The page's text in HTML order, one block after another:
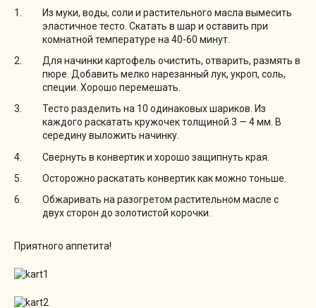
Из муки, воды, соли и растительного масла вымесить
эластичное тесто. Скатать в шар и оставить при
комнатной температуре на 40-60 минут.
Для начинки картофель очистить, отварить, размять в
пюре. Добавить мелко нарезанный лук, укроп, соль,
специи. Хорошо перемешать.
Тесто разделить на 10 одинаковых шариков. Из
каждого раскатать кружочек толщиной 3 — 4 мм. В
середину выложить начинку.
Свернуть в конвертик и хорошо защипнуть края.
Осторожно раскатать конвертик как можно тоньше.
Обжаривать на разогретом растительном масле с
двух сторон до золотистой корочки.
Приятного аппетита!